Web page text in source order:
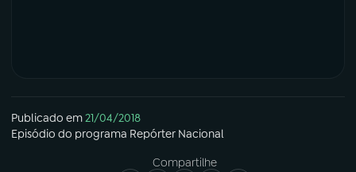
Publicado em21/04/2018
Episódio do programa Repórter Nacional
Compartilhe